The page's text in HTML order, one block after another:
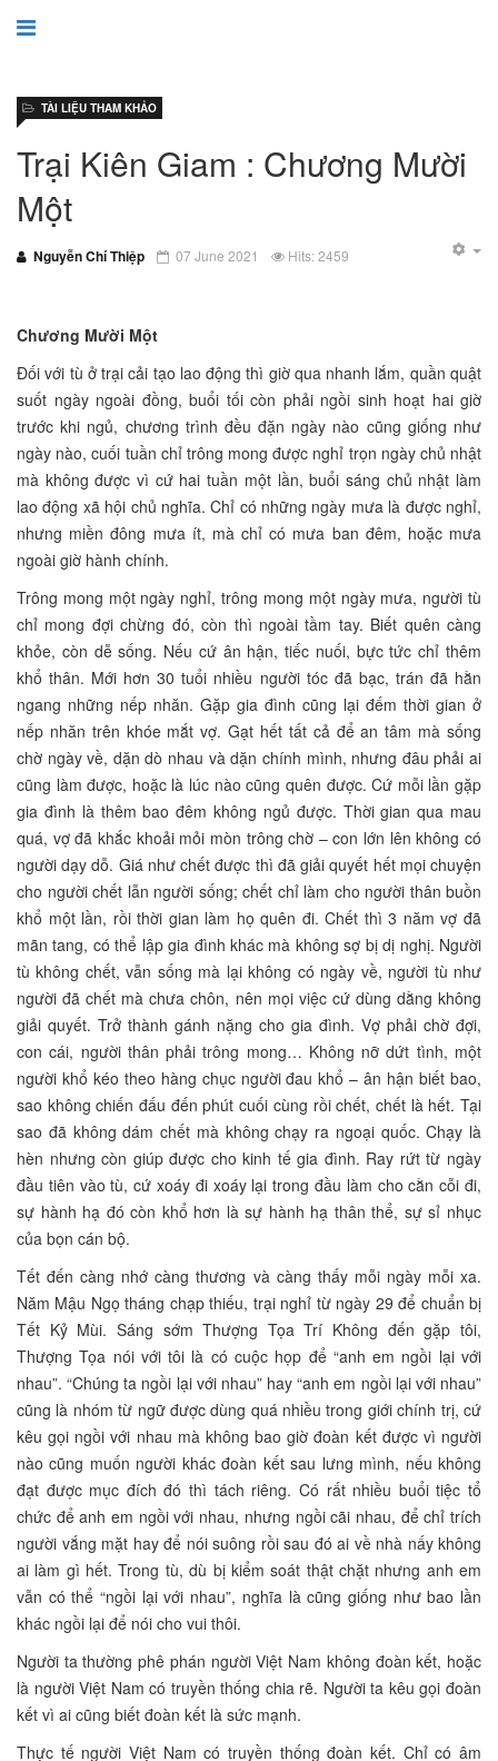
Trại Kiên Giam : Chương Mười
Một
Nguyễn Chí Thiệp
TÀI LIỆU THAM KHẢO
07 June 2021 Hits: 2459
Chương Mười Một
Đối với tù ở trại cải tạo lao động thì giờ qua nhanh lắm, quần quật
suốt ngày ngoài đồng, buổi tối còn phải ngồi sinh hoạt hai giờ
trước khi ngủ, chương trình đều đặn ngày nào cũng giống như
ngày nào, cuối tuần chỉ trông mong được nghỉ trọn ngày chủ nhật
mà không được vì cứ hai tuần một lần, buổi sáng chủ nhật làm
lao động xã hội chủ nghĩa. Chỉ có những ngày mưa là được nghỉ,
nhưng miền đông mưa ít, mà chỉ có mưa ban đêm, hoặc mưa
ngoài giờ hành chính.
Trông mong một ngày nghỉ, trông mong một ngày mưa, người tù
chỉ mong đợi chừng đó, còn thì ngoài tầm tay. Biết quên càng
khỏe, còn dễ sống. Nếu cứ ân hận, tiếc nuối, bực tức chỉ thêm
khổ thân. Mới hơn 30 tuổi nhiều người tóc đã bạc, trán đã hằn
ngang những nếp nhăn. Gặp gia đình cũng lại đếm thời gian ở
nếp nhăn trên khóe mắt vợ. Gạt hết tất cả để an tâm mà sống
chờ ngày về, dặn dò nhau và dặn chính mình, nhưng đâu phải ai
cũng làm được, hoặc là lúc nào cũng quên được. Cứ mỗi lần gặp
gia đình là thêm bao đêm không ngủ được. Thời gian qua mau
quá, vợ đã khắc khoải mỏi mòn trông chờ – con lớn lên không có
người dạy dỗ. Giá như chết được thì đã giải quyết hết mọi chuyện
cho người chết lẫn người sống; chết chỉ làm cho người thân buồn
khổ một lần, rồi thời gian làm họ quên đi. Chết thì 3 năm vợ đã
mãn tang, có thể lập gia đình khác mà không sợ bị dị nghị. Người
tù không chết, vẫn sống mà lại không có ngày về, người tù như
người đã chết mà chưa chôn, nên mọi việc cứ dùng dằng không
giải quyết. Trở thành gánh nặng cho gia đình. Vợ phải chờ đợi,
con cái, người thân phải trông mong… Không nỡ dứt tình, một
người khổ kéo theo hàng chục người đau khổ – ân hận biết bao,
sao không chiến đấu đến phút cuối cùng rồi chết, chết là hết. Tại
sao đã không dám chết mà không chạy ra ngoại quốc. Chạy là
hèn nhưng còn giúp được cho kinh tế gia đình. Ray rứt từ ngày
đầu tiên vào tù, cứ xoáy đi xoáy lại trong đầu làm cho cằn cỗi đi,
sự hành hạ đó còn khổ hơn là sự hành hạ thân thể, sự sỉ nhục
của bọn cán bộ.
Tết đến càng nhớ càng thương và càng thấy mỗi ngày mỗi xa.
Năm Mậu Ngọ tháng chạp thiếu, trại nghỉ từ ngày 29 để chuẩn bị
Tết Kỷ Mùi. Sáng sớm Thượng Tọa Trí Không đến gặp tôi,
Thượng Tọa nói với tôi là có cuộc họp để “anh em ngồi lại với
nhau”. “Chúng ta ngồi lại với nhau” hay “anh em ngồi lại với nhau”
cũng là nhóm từ ngữ được dùng quá nhiều trong giới chính trị, cứ
kêu gọi ngồi với nhau mà không bao giờ đoàn kết được vì người
nào cũng muốn người khác đoàn kết sau lưng mình, nếu không
đạt được mục đích đó thì tách riêng. Có rất nhiều buổi tiệc tổ
chức để anh em ngồi với nhau, nhưng ngồi cãi nhau, để chỉ trích
người vắng mặt hay để nói suông rồi sau đó ai về nhà nấy không
ai làm gì hết. Trong tù, dù bị kiểm soát thật chặt nhưng anh em
vẫn có thể “ngồi lại với nhau”, nghĩa là cũng giống như bao lần
khác ngồi lại để nói cho vui thôi.
Người ta thường phê phán người Việt Nam không đoàn kết, hoặc
là người Việt Nam có truyền thống chia rẽ. Người ta kêu gọi đoàn
kết vì ai cũng biết đoàn kết là sức mạnh.
Thực tế người Việt Nam có truyền thống đoàn kết. Chỉ có âm